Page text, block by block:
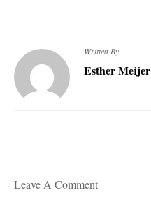
Written By
Esther Meijer
Leave A Comment